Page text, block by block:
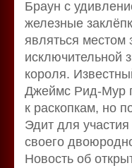
Браун с
железные
являться местом
исключительной
короля.
Джеймс Рид-Мур
к раскопкам, но
Эдит для
своего
Новость об